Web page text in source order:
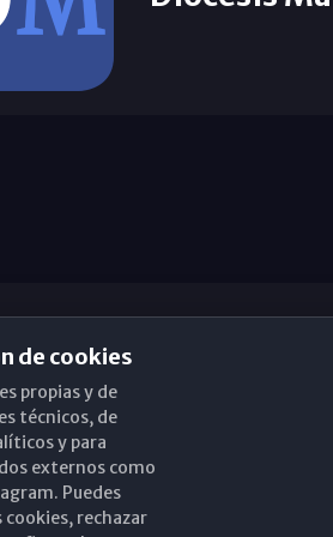
de Málaga
María, 18-20. 29015 Málaga
de cookies
propias y de
técnicos, de
y para
externos como
Puedes
rechazar